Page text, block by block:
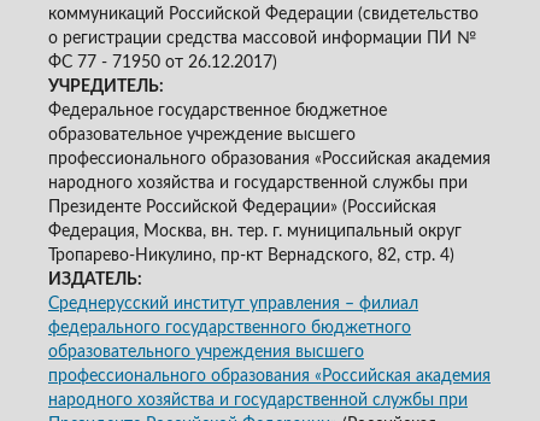
коммуникаций Российской Федерации (свидетельство
о регистрации средства массовой информации ПИ №
ФС 77 - 71950 от 26.12.2017)
УЧРЕДИТЕЛЬ:
Федеральное государственное бюджетное
образовательное учреждение высшего
профессионального образования «Российская академия
народного хозяйства и государственной службы при
Президенте Российской Федерации» (Российская
Федерация, Москва, вн. тер. г. муниципальный округ
Тропарево-Никулино, пр-кт Вернадского, 82, стр. 4)
ИЗДАТЕЛЬ:
Среднерусский институт управления – филиал
федерального государственного бюджетного
образовательного учреждения высшего
профессионального образования «Российская академия
народного хозяйства и государственной службы при